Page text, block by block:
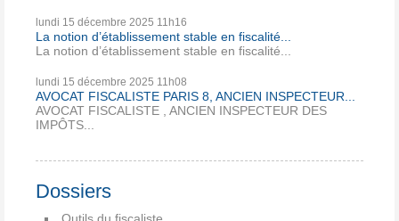
lundi 15 décembre 2025 11h16
La notion d’établissement stable en fiscalité...
La notion d’établissement stable en fiscalité...
lundi 15 décembre 2025 11h08
AVOCAT FISCALISTE PARIS 8, ANCIEN INSPECTEUR...
AVOCAT FISCALISTE , ANCIEN INSPECTEUR DES
IMPÔTS...
Dossiers
Outils du fiscaliste